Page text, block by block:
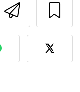
o autor